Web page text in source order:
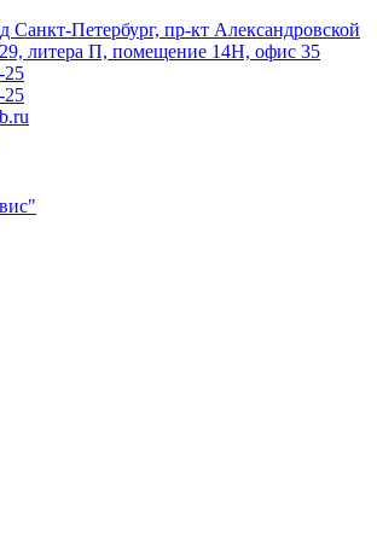
Санкт-Петербург, пр-кт Александровской
литера П, помещение 14Н, офис 35
25
25